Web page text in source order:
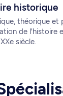
historique
théorique
de l'histoire
siècle.